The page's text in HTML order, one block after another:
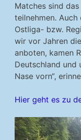
Matches sind
teilnehmen.
Ostliga- bzw.
wir vor Jahren
anboten, kamen
Deutschland und
Nase vorn“,
Hier geht es zu